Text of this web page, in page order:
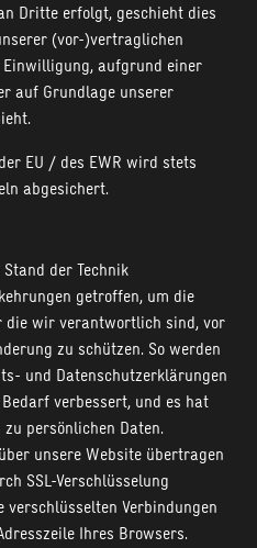
Dritte erfolgt, geschieht dies
(vor-)vertraglichen
aufgrund einer
auf Grundlage unserer
EU / des EWR wird stets
abgesichert.
der Technik
getroffen, um die
die wir verantwortlich sind, vor
zu schützen. So werden
und Datenschutzerklärungen
verbessert, und es hat
persönlichen Daten.
unsere Website übertragen
SSL-Verschlüsselung
verschlüsselten Verbindungen
Ihres Browsers.